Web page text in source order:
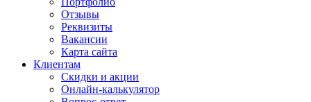
Отзывы
Реквизиты
Вакансии
Карта сайта
Клиентам
Скидки и акции
Онлайн-калькулятор